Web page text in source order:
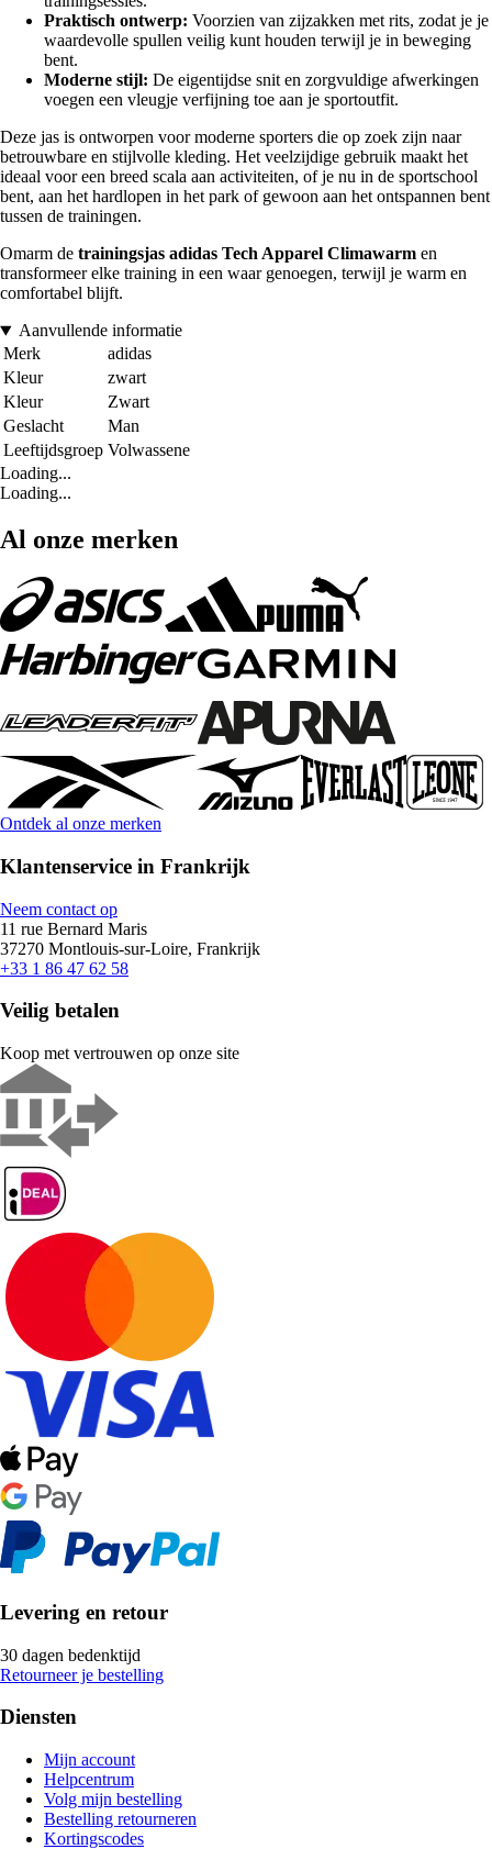
Praktisch ontwerp: Voorzien van zijzakken met rits, zodat je je
waardevolle spullen veilig kunt houden terwijl je in beweging
bent.
Moderne stijl: De eigentijdse snit en zorgvuldige afwerkingen
voegen een vleugje verfijning toe aan je sportoutfit.
Deze jas is ontworpen voor moderne sporters die op zoek zijn naar
betrouwbare en stijlvolle kleding. Het veelzijdige gebruik maakt het
ideaal voor een breed scala aan activiteiten, of je nu in de sportschool
bent, aan het hardlopen in het park of gewoon aan het ontspannen bent
tussen de trainingen.
Omarm de trainingsjas adidas Tech Apparel Climawarm en
transformeer elke training in een waar genoegen, terwijl je warm en
comfortabel blijft.
Aanvullende informatie
Merk
adidas
Kleur
zwart
Kleur
Zwart
Geslacht
Man
Leeftijdsgroep Volwassene
Loading...
Loading...
Al onze merken
Ontdek al onze merken
Klantenservice in Frankrijk
Neem contact op
11 rue Bernard Maris
37270 Montlouis-sur-Loire, Frankrijk
+33 1 86 47 62 58
Veilig betalen
Koop met vertrouwen op onze site
Levering en retour
30 dagen bedenktijd
Retourneer je bestelling
Diensten
Mijn account
Helpcentrum
Volg mijn bestelling
Bestelling retourneren
Kortingscodes